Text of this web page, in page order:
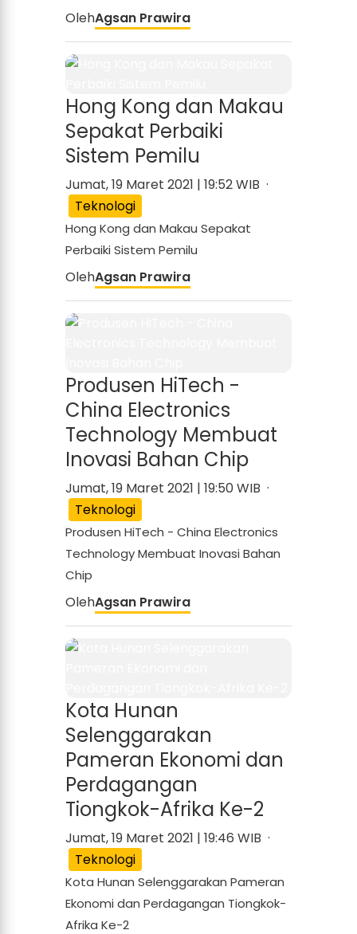
OlehAgsan Prawira
Hong Kong dan Makau
Sepakat Perbaiki
Sistem Pemilu
Jumat, 19 Maret 2021 | 19:52 WIB ·
Teknologi
Hong Kong dan Makau Sepakat
Perbaiki Sistem Pemilu
OlehAgsan Prawira
Produsen HiTech -
China Electronics
Technology Membuat
Inovasi Bahan Chip
Jumat, 19 Maret 2021 | 19:50 WIB ·
Teknologi
Produsen HiTech - China Electronics
Technology Membuat Inovasi Bahan
Chip
OlehAgsan Prawira
Kota Hunan
Selenggarakan
Pameran Ekonomi dan
Perdagangan
Tiongkok-Afrika Ke-2
Jumat, 19 Maret 2021 | 19:46 WIB ·
Teknologi
Kota Hunan Selenggarakan Pameran
Ekonomi dan Perdagangan Tiongkok-
Afrika Ke-2